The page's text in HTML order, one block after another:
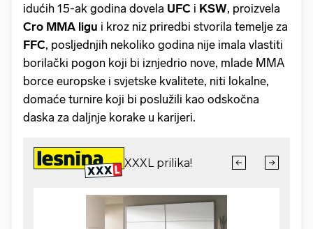
idućih 15-ak godina dovela UFC i KSW, proizvela
Cro MMA ligu i kroz niz priredbi stvorila temelje za
FFC, posljednjih nekoliko godina nije imala vlastiti
borilački pogon koji bi iznjedrio nove, mlade MMA
borce europske i svjetske kvalitete, niti lokalne,
domaće turnire koji bi poslužili kao odskočna
daska za daljnje korake u karijeri.